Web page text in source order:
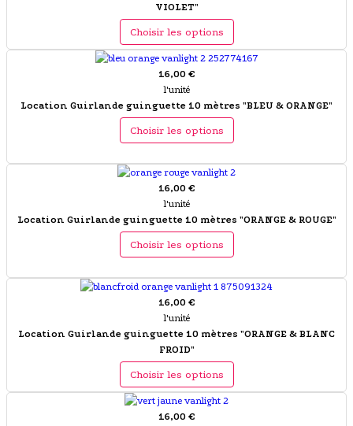
VIOLET"
Choisir les options
16,00 €
l'unité
Location Guirlande guinguette 10 mètres "BLEU & ORANGE"
Choisir les options
16,00 €
l'unité
Location Guirlande guinguette 10 mètres "ORANGE & ROUGE"
Choisir les options
16,00 €
l'unité
Location Guirlande guinguette 10 mètres "ORANGE & BLANC
FROID"
Choisir les options
16,00 €